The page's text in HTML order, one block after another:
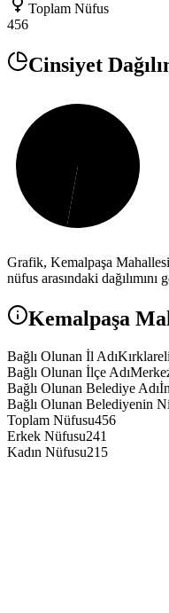
Toplam Nüfus
456
Cinsiyet
Grafik, Kemalpaşa
nüfus arasındaki dağılımını
Kemalpaşa
Bağlı Olunan İl AdıKırklareli
Bağlı Olunan İlçe Adı
Bağlı Olunan Belediye Adı
Bağlı Olunan Belediyenin
Toplam Nüfusu456
Erkek Nüfusu241
Kadın Nüfusu215